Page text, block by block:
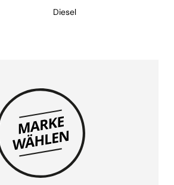
Diesel